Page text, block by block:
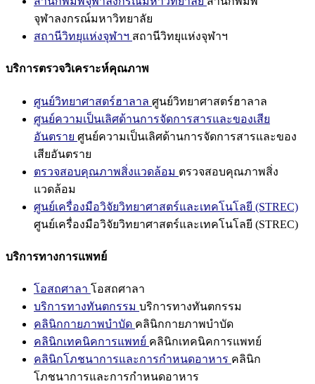
จุฬาลงกรณ์มหาวิทยาลัย
สถานีวิทยุแห่งจุฬาฯ สถานีวิทยุแห่งจุฬาฯ
บริการตรวจวิเคราะห์คุณภาพ
ศูนย์วิทยาศาสตร์ฮาลาล ศูนย์วิทยาศาสตร์ฮาลาล
ศูนย์ความเป็นเลิศด้านการจัดการสารและของเสีย
อันตราย ศูนย์ความเป็นเลิศด้านการจัดการสารและของ
เสียอันตราย
ตรวจสอบคุณภาพสิ่งแวดล้อม ตรวจสอบคุณภาพสิ่ง
แวดล้อม
ศูนย์เครื่องมือวิจัยวิทยาศาสตร์และเทคโนโลยี (STREC)
ศูนย์เครื่องมือวิจัยวิทยาศาสตร์และเทคโนโลยี (STREC)
บริการทางการแพทย์
โอสถศาลา โอสถศาลา
บริการทางทันตกรรม บริการทางทันตกรรม
คลินิกกายภาพบำบัด คลินิกกายภาพบำบัด
คลินิกเทคนิคการแพทย์ คลินิกเทคนิคการแพทย์
คลินิกโภชนาการและการกำหนดอาหาร คลินิก
โภชนาการและการกำหนดอาหาร